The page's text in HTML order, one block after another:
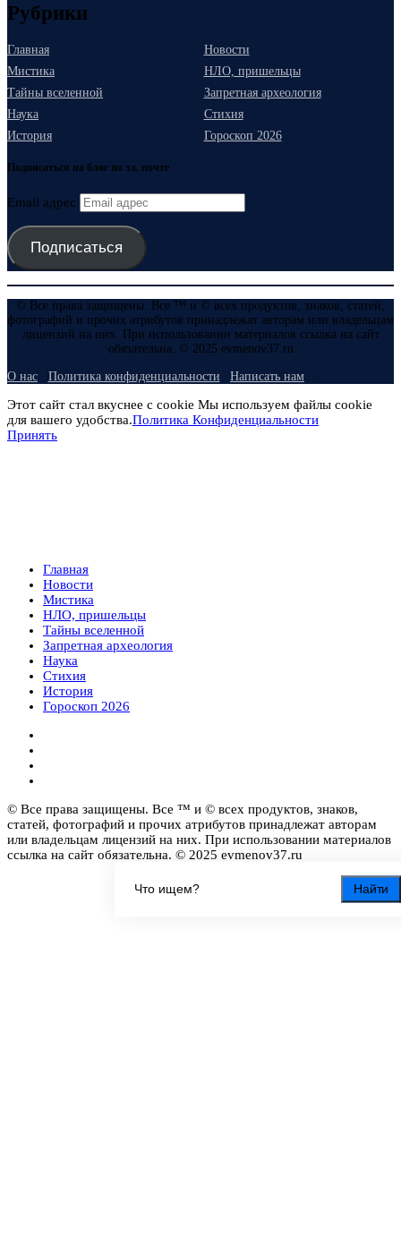
Найти
Рубрики
Главная
Новости
Мистика
НЛО, пришельцы
Тайны вселенной
Запретная археология
Наука
Стихия
История
Гороскоп 2026
Подписаться на блог по эл. почте
Email адрес
Подписаться
© Все права защищены. Все ™ и © всех продуктов, знаков, статей,
фотографий и прочих атрибутов принадлежат авторам или владельцам
лицензий на них. При использовании материалов ссылка на сайт
обязательна. © 2025 evmenov37.ru
О нас Политика конфиденциальности Написать нам
Этот сайт стал вкуснее с cookie Мы используем файлы cookie
для вашего удобства.Политика Конфиденциальности
Принять
Главная
Новости
Мистика
НЛО, пришельцы
Тайны вселенной
Запретная археология
Наука
Стихия
История
Гороскоп 2026
© Все права защищены. Все ™ и © всех продуктов, знаков,
статей, фотографий и прочих атрибутов принадлежат авторам
или владельцам лицензий на них. При использовании материалов
ссылка на сайт обязательна. © 2025 evmenov37.ru